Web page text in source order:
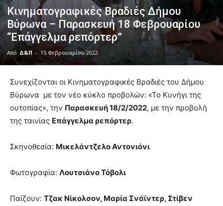
Κινηματογραφικές Βραδιές Δήμου
Βύρωνα – Παρασκευή 18 Φεβρουαρίου
“Επάγγελμα ρεπόρτερ”
Από Δ&Π - 15 Φεβρουαρίου 2022
lesbians
very
cam
show.desi
brandi
you
meaning
Συνεχίζονται οι Κινηματογραφικές Βραδιές του Δήμου
Βύρωνα με τον νέο κύκλο προβολών: «Το Κυνήγι της
ουτοπίας», την Παρασκευή 18/2/2022, με την προβολή
της ταινίας Επάγγελμα ρεπόρτερ.
Σκηνοθεσία: Μικελάντζελο Αντονιόνι
Φωτογραφία: Λουτσιάνο Τόβολι
Παίζουν: Τζακ Νίκολσον, Μαρία Σνάϊντερ, Στίβεν